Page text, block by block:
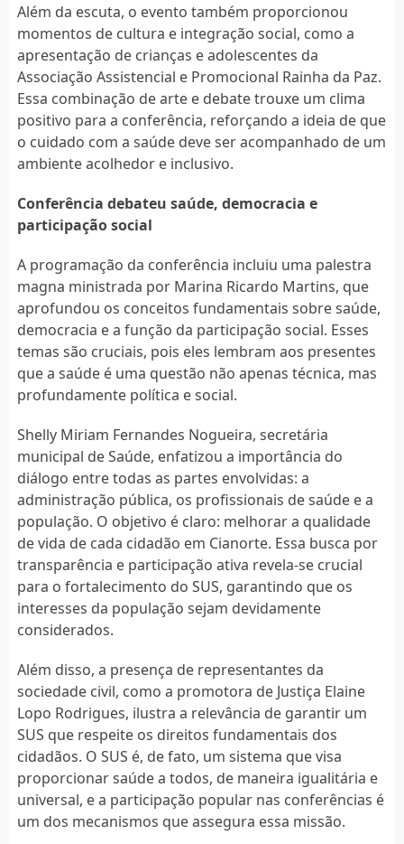
Além da escuta, o evento também proporcionou
momentos de cultura e integração social, como a
apresentação de crianças e adolescentes da
Associação Assistencial e Promocional Rainha da Paz.
Essa combinação de arte e debate trouxe um clima
positivo para a conferência, reforçando a ideia de que
o cuidado com a saúde deve ser acompanhado de um
ambiente acolhedor e inclusivo.
Conferência debateu saúde, democracia e
participação social
A programação da conferência incluiu uma palestra
magna ministrada por Marina Ricardo Martins, que
aprofundou os conceitos fundamentais sobre saúde,
democracia e a função da participação social. Esses
temas são cruciais, pois eles lembram aos presentes
que a saúde é uma questão não apenas técnica, mas
profundamente política e social.
Shelly Miriam Fernandes Nogueira, secretária
municipal de Saúde, enfatizou a importância do
diálogo entre todas as partes envolvidas: a
administração pública, os profissionais de saúde e a
população. O objetivo é claro: melhorar a qualidade
de vida de cada cidadão em Cianorte. Essa busca por
transparência e participação ativa revela-se crucial
para o fortalecimento do SUS, garantindo que os
interesses da população sejam devidamente
considerados.
Além disso, a presença de representantes da
sociedade civil, como a promotora de Justiça Elaine
Lopo Rodrigues, ilustra a relevância de garantir um
SUS que respeite os direitos fundamentais dos
cidadãos. O SUS é, de fato, um sistema que visa
proporcionar saúde a todos, de maneira igualitária e
universal, e a participação popular nas conferências é
um dos mecanismos que assegura essa missão.